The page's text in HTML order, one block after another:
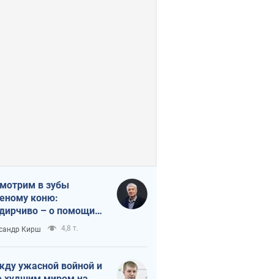
в зубы
коню:
– о помощи
Кирш 4,8 т.
ужасной войной и